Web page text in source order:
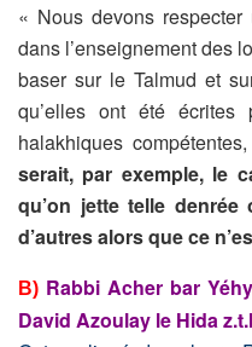
« Nous devons
dans l’enseignement des
baser sur le Talmud et
qu’elles ont été
halakhiques
serait, par exemple, le
qu’on jette telle
d’autres alors que ce
B) Rabbi Acher bar
David Azoulay le Hida